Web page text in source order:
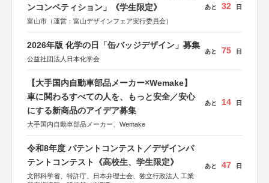
ンコンペティション」《学生限定》
富山市（運営：富山デザインフェア実行委員会）
あと 32 日
2026年版 化学の日「缶バッジデザイン」募集
公益社団法人日本化学会
あと 75 日
【大手国内自動車部品メーカー×Wemake】
車に関わるすべての人を、もっと安全／安心
にする新商品のアイデア募集
大手国内自動車部品メーカー、Wemake
あと 14 日
令和8年度 パテントコンテスト／デザインパ
テントコンテスト《高校生、学生限定》
文部科学省、特許庁、日本弁理士会、独立行政法人 工業
あと 47 日